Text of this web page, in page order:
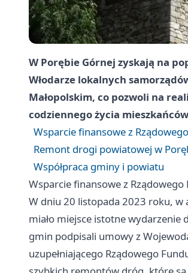
W Porębie Górnej zyskają na
Włodarze lokalnych
Małopolskim, co pozwoli na
codziennego życia
Wsparcie finansowe z
Remont drogi powiatowej w
Współpraca gminy i powiatu
Wsparcie finansowe z
W dniu 20 listopada 2023 roku, w
miało miejsce istotne wydarzenie
gmin podpisali umowy z
uzupełniającego Rządowego